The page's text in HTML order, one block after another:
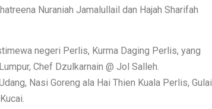
Nuraniah Jamalullail dan Hajah Sharifah
negeri Perlis, Kurma Daging Perlis, yang
Chef Dzulkarnain @ Jol Salleh.
Nasi Goreng ala Hai Thien Kuala Perlis, Gulai